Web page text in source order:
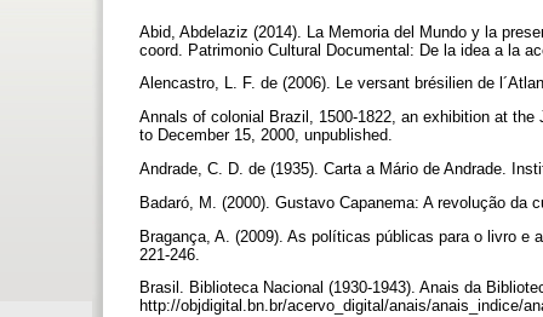
Abid, Abdelaziz (2014). La Memoria del Mundo y la
coord. Patrimonio Cultural Documental: De la idea a la
Alencastro, L. F. de (2006). Le versant brésilien de
Annals of colonial Brazil, 1500-1822, an exhibition at
to December 15, 2000, unpublished.
Andrade, C. D. de (1935). Carta a Mário de Andrade.
Badaró, M. (2000). Gustavo Capanema: A revolução da
Bragança, A. (2009). As políticas públicas para o livro e
221-246.
Brasil. Biblioteca Nacional (1930-1943). Anais da
http://objdigital.bn.br/acervo_digital/anais/anais_indice/